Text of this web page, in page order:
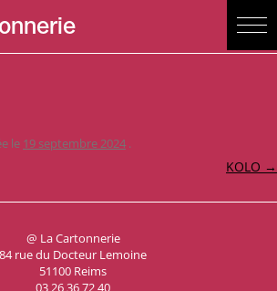
le 19 septembre 2024 .
KOLO →
@ La Cartonnerie
84 rue du Docteur Lemoine
51100 Reims
03 26 36 72 40